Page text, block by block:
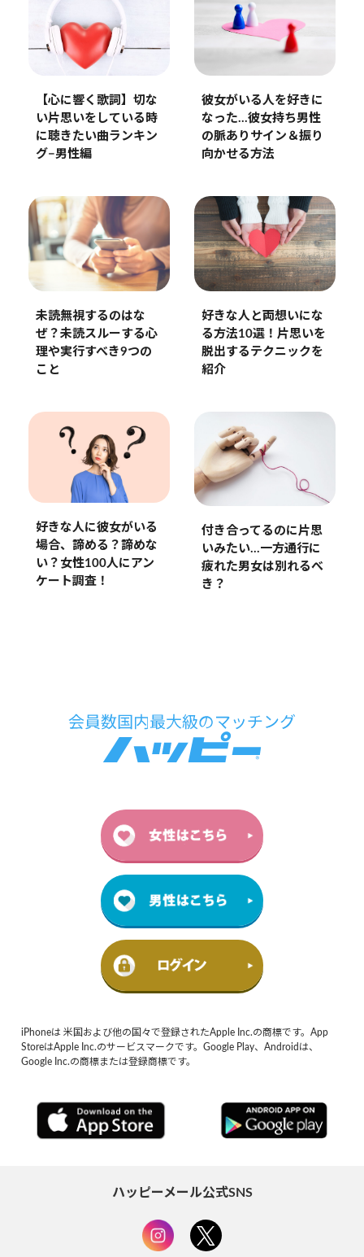
【心に響く歌詞】切な
い片思いをしている時
に聴きたい曲ランキン
グ−男性編
彼女がいる人を好きに
なった…彼女持ち男性
の脈ありサイン＆振り
向かせる方法
未読無視するのはな
ぜ？未読スルーする心
理や実行すべき9つの
こと
好きな人と両想いにな
る方法10選！片思いを
脱出するテクニックを
紹介
好きな人に彼女がいる
場合、諦める？諦めな
い？女性100人にアン
ケート調査！
付き合ってるのに片思
いみたい…一方通行に
疲れた男女は別れるべ
き？
iPhoneは 米国および他の国々で登録されたApple Inc.の商標です。App
StoreはApple Inc.のサービスマークです。Google Play、Androidは、
Google Inc.の商標または登録商標です。
ハッピーメール公式SNS